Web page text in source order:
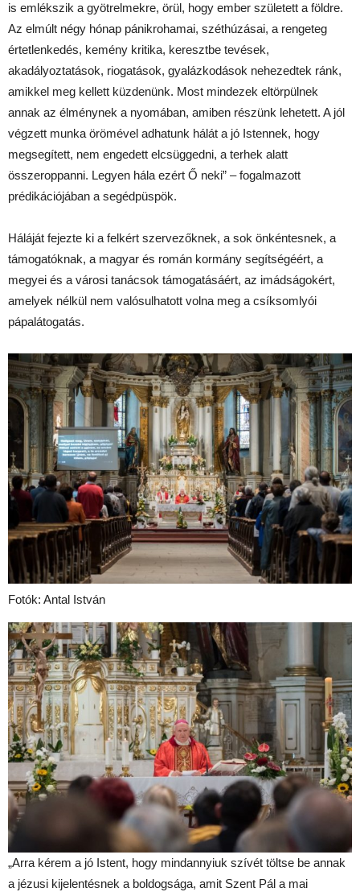
is emlékszik a gyötrelmekre, örül, hogy ember született a földre.
Az elmúlt négy hónap pánikrohamai, széthúzásai, a rengeteg
értetlenkedés, kemény kritika, keresztbe tevések,
akadályoztatások, riogatások, gyalázkodások nehezedtek ránk,
amikkel meg kellett küzdenünk. Most mindezek eltörpülnek
annak az élménynek a nyomában, amiben részünk lehetett. A jól
végzett munka örömével adhatunk hálát a jó Istennek, hogy
megsegített, nem engedett elcsüggedni, a terhek alatt
összeroppanni. Legyen hála ezért Ő neki” – fogalmazott
prédikációjában a segédpüspök.
Háláját fejezte ki a felkért szervezőknek, a sok önkéntesnek, a
támogatóknak, a magyar és román kormány segítségéért, a
megyei és a városi tanácsok támogatásáért, az imádságokért,
amelyek nélkül nem valósulhatott volna meg a csíksomlyói
pápalátogatás.
Fotók: Antal István
„Arra kérem a jó Istent, hogy mindannyiuk szívét töltse be annak
a jézusi kijelentésnek a boldogsága, amit Szent Pál a mai